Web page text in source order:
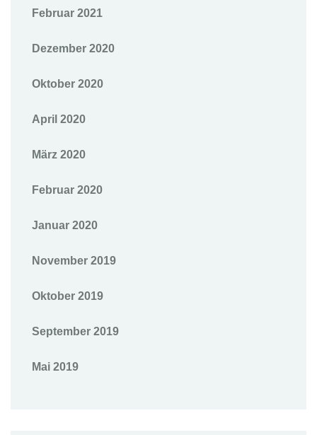
Februar 2021
Dezember 2020
Oktober 2020
April 2020
März 2020
Februar 2020
Januar 2020
November 2019
Oktober 2019
September 2019
Mai 2019